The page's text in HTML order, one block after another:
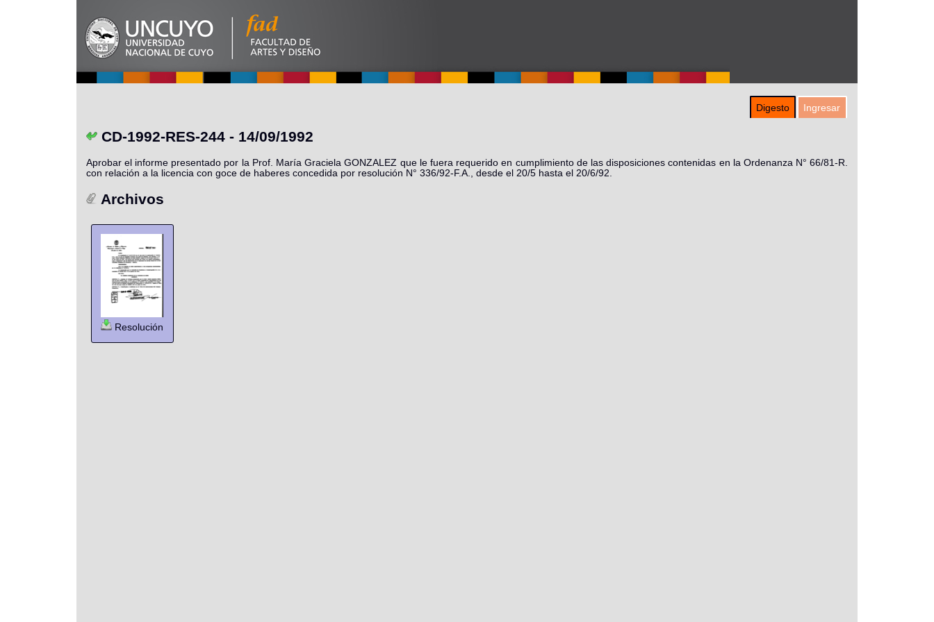
Digesto Ingresar
CD-1992-RES-244 - 14/09/1992
Aprobar el informe presentado por la Prof. María Graciela GONZALEZ que le fuera requerido en cumplimiento de las disposiciones contenidas en la Ordenanza N° 66/81-R.
con relación a la licencia con goce de haberes concedida por resolución N° 336/92-F.A., desde el 20/5 hasta el 20/6/92.
Archivos
Resolución